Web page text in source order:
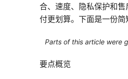
合、速度、隐私保护和
付更划算。下面是一份
Parts of this article were
要点概览